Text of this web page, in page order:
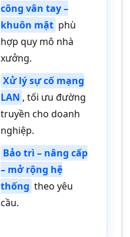
công vân tay –
khuôn mặt phù
hợp quy mô nhà
xưởng.
Xử lý sự cố mạng
LAN , tối ưu đường
truyền cho doanh
nghiệp.
Bảo trì – nâng cấp
– mở rộng hệ
thống theo yêu
cầu.